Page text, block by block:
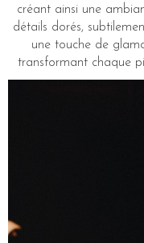
créant ainsi une
détails dorés,
une touche de
transformant chaque